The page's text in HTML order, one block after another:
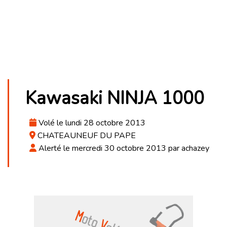
Kawasaki NINJA 1000
Volé le lundi 28 octobre 2013
CHATEAUNEUF DU PAPE
Alerté le mercredi 30 octobre 2013 par achazey